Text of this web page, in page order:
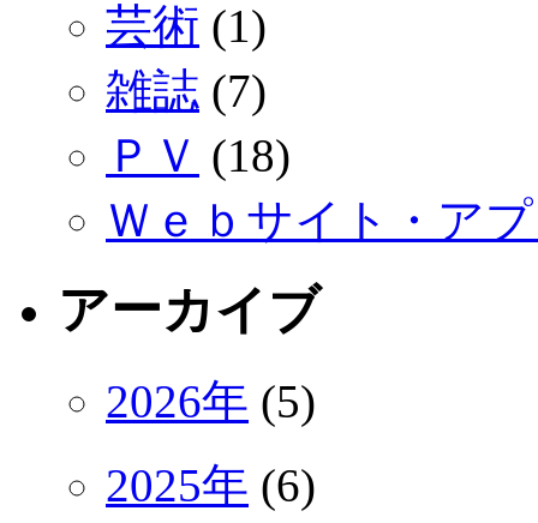
芸術 (1)
雑誌 (7)
ＰＶ (18)
Ｗｅｂサイト・ア
アーカイブ
2026年 (5)
2025年 (6)